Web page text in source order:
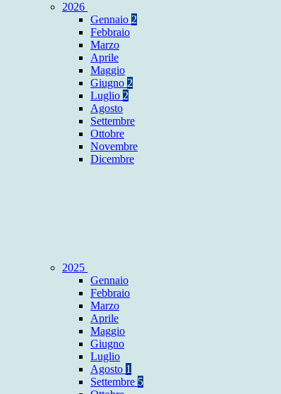
2026
Gennaio 2
Febbraio
Marzo
Aprile
Maggio
Giugno 2
Luglio 2
Agosto
Settembre
Ottobre
Novembre
Dicembre
2025
Gennaio
Febbraio
Marzo
Aprile
Maggio
Giugno
Luglio
Agosto 1
Settembre 5